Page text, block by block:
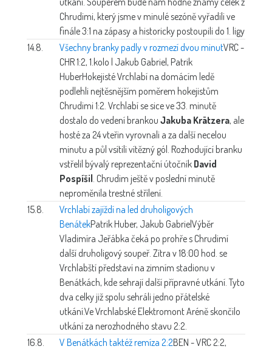
Chrudimi, který jsme v minulé sezóně vyřadili ve
finále 3:1 na zápasy a historicky postoupili do 1. ligy
14.8.
Všechny branky padly v rozmezí dvou minutVRC -
CHR 1:2, 1.kolo | Jakub Gabriel, Patrik
HuberHokejisté Vrchlabí na domácím ledě
podlehli nejtěsnějším poměrem hokejistům
Chrudimi 1:2. Vrchlabí se sice ve 33. minutě
dostalo do vedení brankou Jakuba Krätzera, ale
hosté za 24 vteřin vyrovnali a za další necelou
minutu a půl vsítili vítězný gól. Rozhodující branku
vstřelil bývalý reprezentační útočník David
Pospíšil . Chrudim ještě v poslední minutě
neproměnila trestné střílení.
15.8.
Vrchlabí zajíždí na led druholigových
BenátekPatrik Huber, Jakub GabrielVýběr
Vladimíra Jeřábka čeká po prohře s Chrudimí
další druholigový soupeř. Zítra v 18:00 hod. se
Vrchlabští představí na zimním stadionu v
Benátkách, kde sehrají další přípravné utkání. Tyto
dva celky již spolu sehráli jedno přátelské
utkání.Ve Vrchlabské Elektromont Aréně skončilo
utkání za nerozhodného stavu 2:2.
16.8.
V Benátkách taktéž remíza 2:2BEN - VRC 2:2,